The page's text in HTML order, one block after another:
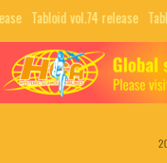
Tabloid vol.74 release⠀
TOP
ALL